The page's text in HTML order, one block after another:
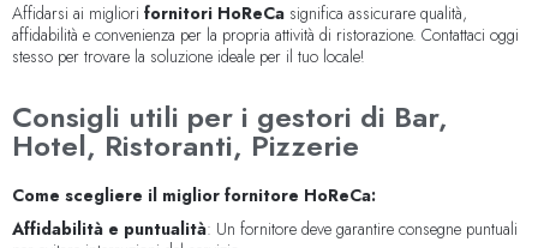
Affidarsi ai migliori fornitori HoReCa significa assicurare qualità,
affidabilità e convenienza per la propria attività di ristorazione. Contattaci oggi
stesso per trovare la soluzione ideale per il tuo locale!
Consigli utili per i gestori di Bar,
Hotel, Ristoranti, Pizzerie
Come scegliere il miglior fornitore HoReCa:
Affidabilità e puntualità: Un fornitore deve garantire consegne puntuali